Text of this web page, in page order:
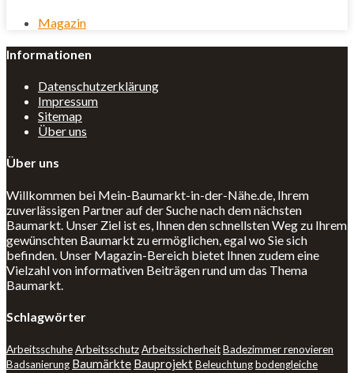
Magazin
Informationen
Datenschutzerklärung
Impressum
Sitemap
Über uns
Über uns
Willkommen bei Mein-Baumarkt-in-der-Nähe.de, Ihrem
zuverlässigen Partner auf der Suche nach dem nächsten
Baumarkt. Unser Ziel ist es, Ihnen den schnellsten Weg zu Ihrem
gewünschten Baumarkt zu ermöglichen, egal wo Sie sich
befinden. Unser Magazin-Bereich bietet Ihnen zudem eine
Vielzahl von informativen Beiträgen rund um das Thema
Baumarkt.
Schlagwörter
ArbeitsschuheArbeitsschutzArbeitssicherheitBadezimmer renovieren
Badsanierung Baumärkte BauprojektBeleuchtungbodengleiche